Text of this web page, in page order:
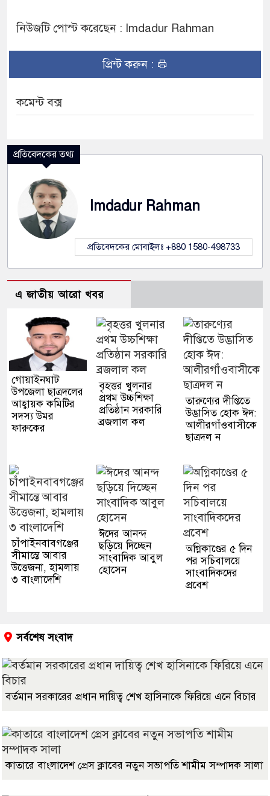
নিউজটি পোস্ট করেছেন : Imdadur Rahman
প্রিন্ট করুন :
কমেন্ট বক্স
প্রতিবেদকের তথ্য
Imdadur Rahman
প্রতিবেদকের মোবাইলঃ +880 1580-498733
এ জাতীয় আরো খবর
গোয়াইনঘাট
উপজেলা ছাত্রদলের
আহ্বায়ক কমিটির
সদস্য উমর
ফারুকের
বৃহত্তর খুলনার
প্রথম উচ্চশিক্ষা
প্রতিষ্ঠান সরকারি
ব্রজলাল কল
তারুণ্যের দীপ্তিতে
উদ্ভাসিত হোক ঈদ:
আলীরগাঁওবাসীকে
ছাত্রদল ন
চাঁপাইনবাবগঞ্জের
সীমান্তে আবার
উত্তেজনা, হামলায়
৩ বাংলাদেশি
ঈদের আনন্দ
ছড়িয়ে দিচ্ছেন
সাংবাদিক আবুল
হোসেন
অগ্নিকাণ্ডের ৫ দিন
পর সচিবালয়ে
সাংবাদিকদের
প্রবেশ
সর্বশেষ সংবাদ
বর্তমান সরকারের প্রধান দায়িত্ব শেখ হাসিনাকে ফিরিয়ে এনে বিচার
কাতারে বাংলাদেশ প্রেস ক্লাবের নতুন সভাপতি শামীম সম্পাদক সালা